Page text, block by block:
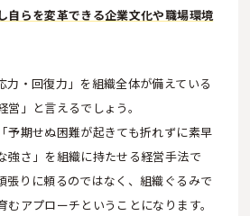
自らを変革できる企業文化や職場環境
力・回復力」を組織全体が備えている
」と言えるでしょう。
予期せぬ困難が起きても折れずに素早
強さ」を組織に持たせる経営手法で
張りに頼るのではなく、組織ぐるみで
アプローチということになります。